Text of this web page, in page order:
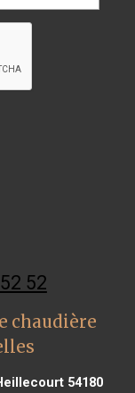
52
chaudière
54180